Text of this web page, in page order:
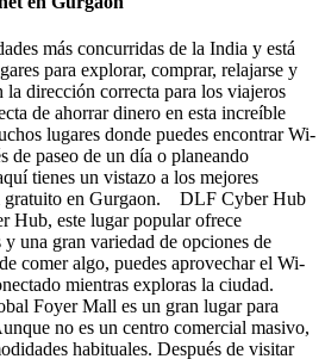
más concurridas de la India y está
para explorar, comprar, relajarse y
la dirección correcta para los viajeros
de ahorrar dinero en esta increíble
lugares donde puedes encontrar Wi-
de paseo de un día o planeando
tienes un vistazo a los mejores
gratuito en Gurgaon. DLF Cyber Hub
Hub, este lugar popular ofrece
una gran variedad de opciones de
comer algo, puedes aprovechar el Wi-
mientras exploras la ciudad.
Foyer Mall es un gran lugar para
no es un centro comercial masivo,
habituales. Después de visitar